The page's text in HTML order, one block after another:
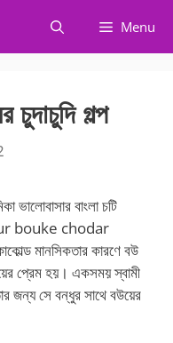
Menu
চুদাচুদি গল্প
ভালোবাসার বাংলা চটি
bouke chodar
মানসিকতার কারণে বউ
প্রেম হয়। একসময় স্বামী
জন্য সে বন্ধুর সাথে বউয়ের